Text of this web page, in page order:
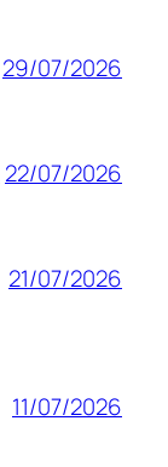
29/07/2026
22/07/2026
21/07/2026
11/07/2026